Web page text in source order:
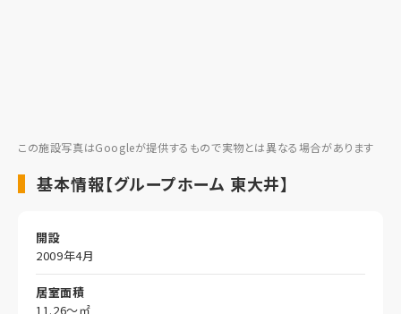
この施設写真はGoogleが提供するもので実物とは異なる場合があります
基本情報【グループホーム 東大井】
開設
2009年4月
居室面積
11.26～㎡